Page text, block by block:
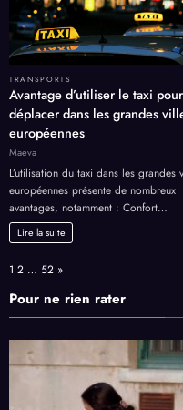
TRANSPORTS
Avantage d’utiliser le taxi
déplacer dans les grandes
européennes
Maeva
L’utilisation du taxi dans les grandes
européennes présente de nombreux
avantages, notamment : Confort…
Lire la suite
Page:
1 2 … 52 Next
»
Pour ne rien rater